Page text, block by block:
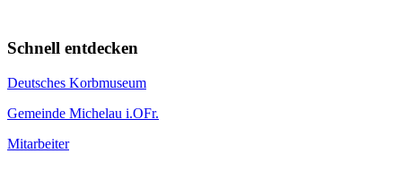
Schnell entdecken
Deutsches Korbmuseum
Gemeinde Michelau i.OFr.
Mitarbeiter